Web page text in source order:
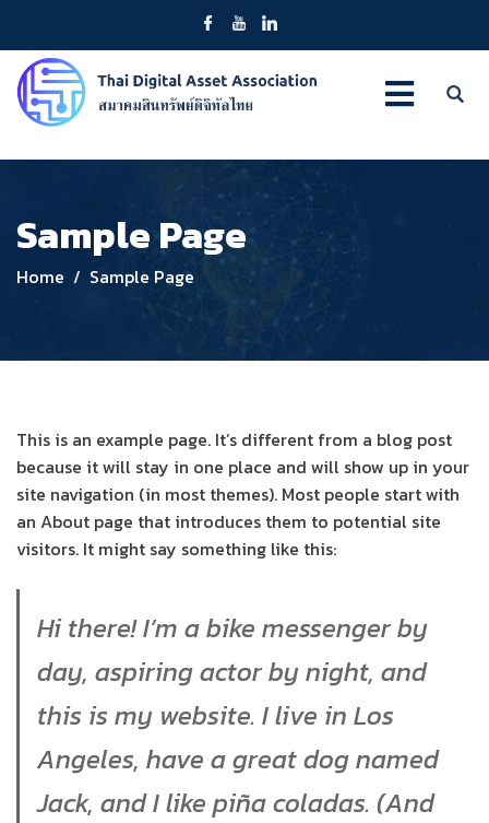
Sample Page
Home Sample Page
This is an example page. It’s different from a blog post
because it will stay in one place and will show up in your
site navigation (in most themes). Most people start with
an About page that introduces them to potential site
visitors. It might say something like this:
Hi there! I’m a bike messenger by
day, aspiring actor by night, and
this is my website. I live in Los
Angeles, have a great dog named
Jack, and I like piña coladas. (And